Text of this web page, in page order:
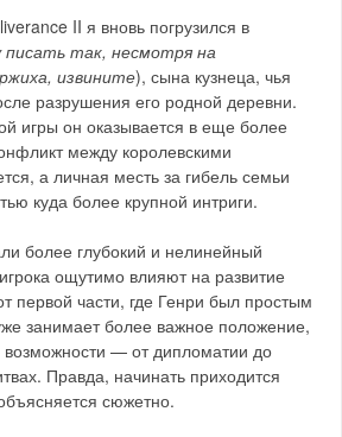
II я вновь погрузился в
писать так, несмотря на
извините), сына кузнеца, чья
разрушения его родной деревни.
игры он оказывается в еще более
между королевскими
а личная месть за гибель семьи
куда более крупной интриги.
более глубокий и нелинейный
ощутимо влияют на развитие
первой части, где Генри был простым
занимает более важное положение,
возможности — от дипломатии до
Правда, начинать приходится
сюжетно.